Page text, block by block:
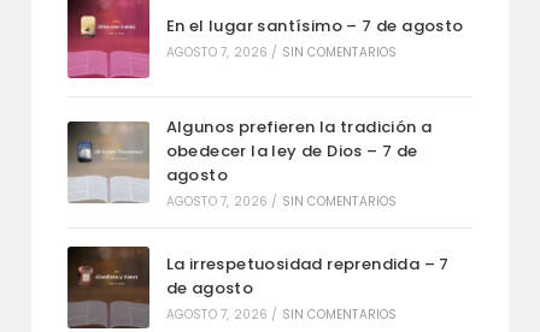
En el lugar santísimo – 7 de agosto
AGOSTO 7, 2026 / SIN COMENTARIOS
Algunos prefieren la tradición a
obedecer la ley de Dios – 7 de
agosto
AGOSTO 7, 2026 / SIN COMENTARIOS
La irrespetuosidad reprendida – 7
de agosto
AGOSTO 7, 2026 / SIN COMENTARIOS